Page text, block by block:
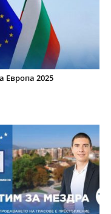
Европа 2025